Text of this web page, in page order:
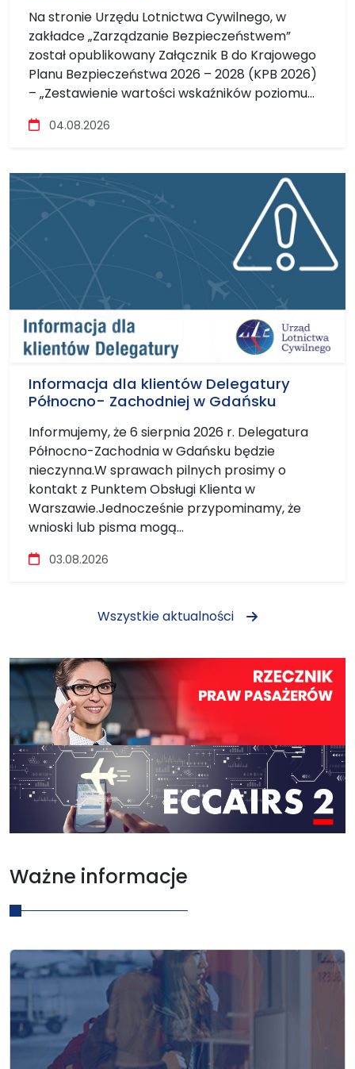
Wszystkie aktualności
Na stronie Urzędu Lotnictwa Cywilnego, w
zakładce „Zarządzanie Bezpieczeństwem”
został opublikowany Załącznik B do Krajowego
Planu Bezpieczeństwa 2026 – 2028 (KPB 2026)
– „Zestawienie wartości wskaźników poziomu...
Szczegóły
04.08.2026
Informacja dla klientów Delegatury
Północno- Zachodniej w Gdańsku
Informujemy, że 6 sierpnia 2026 r. Delegatura
Północno-Zachodnia w Gdańsku będzie
nieczynna.W sprawach pilnych prosimy o
kontakt z Punktem Obsługi Klienta w
Warszawie.Jednocześnie przypominamy, że
wnioski lub pisma mogą...
Szczegóły
03.08.2026
Ważne odnośniki zewnętrzne
Ważne informacje